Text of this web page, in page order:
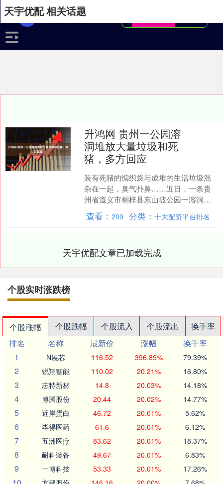
天宇优配 相关话题
升鸿网 贵州一公园溶
洞堆放大量垃圾和死
猪，多方回应
装有死猪的编织袋与成堆的生活垃圾混
杂在一起，臭气扑鼻……近日，一条贵
州省遵义市桐梓县东山坡公园一溶洞内
存在大量生活垃圾的视频，在网上引发
热议。 多方回应 据了解....
查看：209 分类：十大配资平台排名
天宇优配文章已加载完成
个股实时涨跌榜
个股涨幅 个股跌幅 个股流入 个股流出
换手率
排名
名称 最新价 涨幅
换手率
1
N展芯 116.52 396.89% 79.39%
2 锐翔智能 110.02 20.21% 16.80%
3 志特新材 14.8 20.03% 14.18%
4 博腾股份 20.44 20.02% 14.77%
5 近岸蛋白 46.72 20.01% 5.62%
6 毕得医药 61.6 20.01% 6.12%
7 五洲医疗 83.62 20.01% 18.37%
8 耐科装备 49.67 20.01% 6.83%
9 一博科技 53.33 20.01% 17.26%